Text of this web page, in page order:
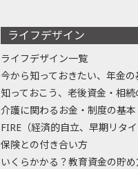
ライフデザイン
ライフデザイン一覧
今から知っておきたい、年金の
知っておこう、老後資金・相
介護に関わるお金・制度の基本
FIRE（経済的自立、早期リタイ
保険との付き合い方
いくらかかる？教育資金の貯